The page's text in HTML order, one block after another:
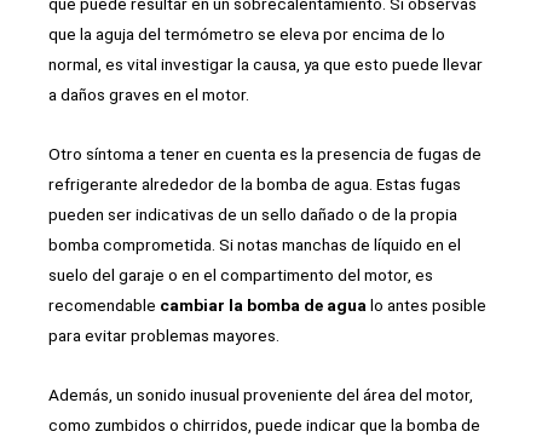
que la aguja del termómetro se eleva por encima de lo
normal, es vital investigar la causa, ya que esto puede llevar
a daños graves en el motor.
Otro síntoma a tener en cuenta es la presencia de fugas de
refrigerante alrededor de la bomba de agua. Estas fugas
pueden ser indicativas de un sello dañado o de la propia
bomba comprometida. Si notas manchas de líquido en el
suelo del garaje o en el compartimento del motor, es
recomendable cambiar la bomba de agua lo antes posible
para evitar problemas mayores.
Además, un sonido inusual proveniente del área del motor,
como zumbidos o chirridos, puede indicar que la bomba de